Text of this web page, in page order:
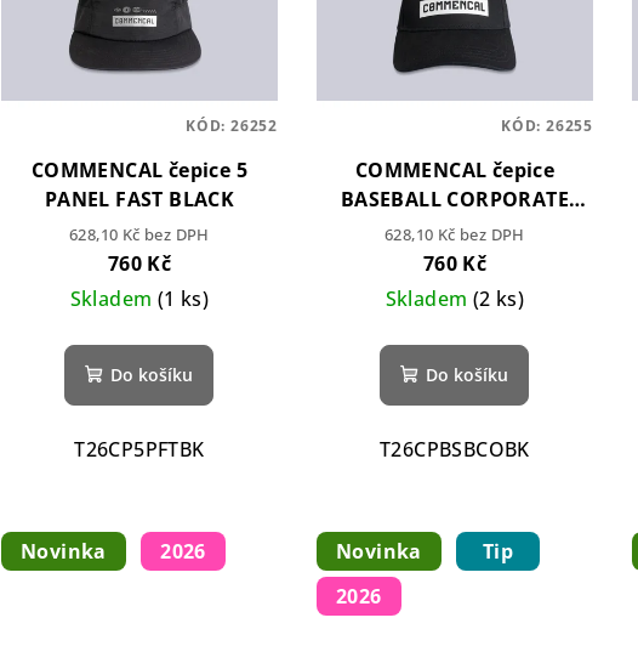
d
s
COMMENCAL čepice 5
PANEL FAST BLACK
628,10 Kč bez DPH
760 Kč
Skladem (1 ks)
Do košíku
T26CP5PFTBK
KÓD: 26252
COMMENCAL čepice
BASEBALL CORPORATE
BLACK
628,10 Kč bez DPH
760 Kč
Skladem (2 ks)
Do košíku
T26CPBSBCOBK
KÓD: 26255
Novinka 2026 Novinka
Tip
2026